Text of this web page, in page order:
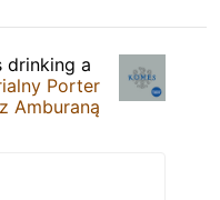
drinking a
Porter
Amburaną